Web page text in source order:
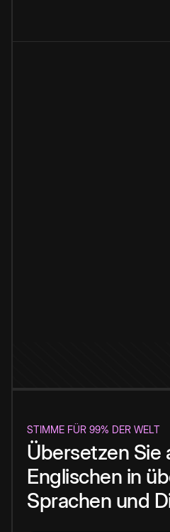
STIMME FÜR 99% DER WELT
Übersetzen Sie
Englischen in
Sprachen und